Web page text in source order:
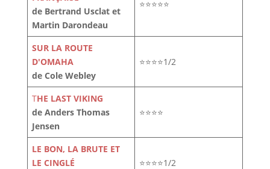
de Bertrand Usclat et
Martin Darondeau
⭐⭐⭐⭐⭐
SUR LA ROUTE
D'OMAHA
de Cole Webley
⭐⭐⭐⭐1/2
THE LAST VIKING
de Anders Thomas
Jensen
⭐⭐⭐⭐
LE BON, LA BRUTE ET
LE CINGLÉ
⭐⭐⭐⭐1/2